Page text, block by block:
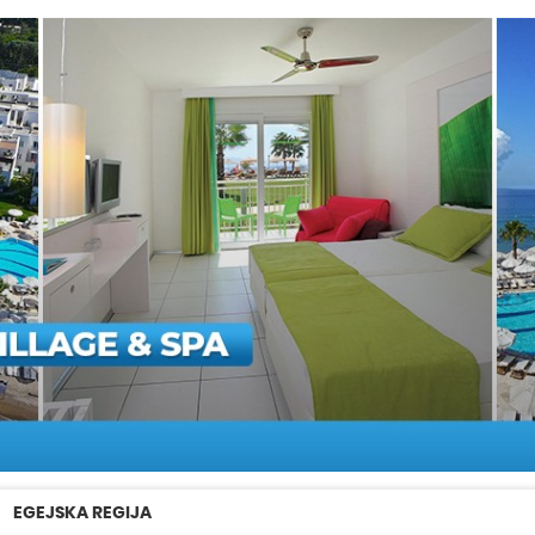
EGEJSKA REGIJA